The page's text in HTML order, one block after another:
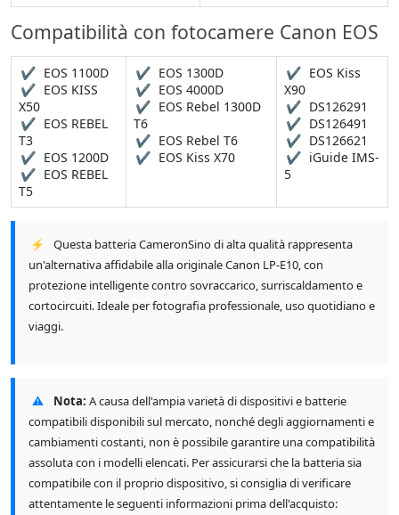
Compatibilità con fotocamere Canon EOS
✔ EOS 1100D
✔ EOS KISS
X50
✔ EOS REBEL
T3
✔ EOS 1200D
✔ EOS REBEL
T5
✔ EOS 1300D
✔ EOS 4000D
✔ EOS Rebel 1300D
T6
✔ EOS Rebel T6
✔ EOS Kiss X70
✔ EOS Kiss
X90
✔ DS126291
✔ DS126491
✔ DS126621
✔ iGuide IMS-
5
⚡
Questa batteria CameronSino di alta qualità rappresenta
un'alternativa affidabile alla originale Canon LP-E10, con
protezione intelligente contro sovraccarico, surriscaldamento e
cortocircuiti. Ideale per fotografia professionale, uso quotidiano e
viaggi.
⚠ Nota: A causa dell'ampia varietà di dispositivi e batterie
compatibili disponibili sul mercato, nonché degli aggiornamenti e
cambiamenti costanti, non è possibile garantire una compatibilità
assoluta con i modelli elencati. Per assicurarsi che la batteria sia
compatibile con il proprio dispositivo, si consiglia di verificare
attentamente le seguenti informazioni prima dell'acquisto: